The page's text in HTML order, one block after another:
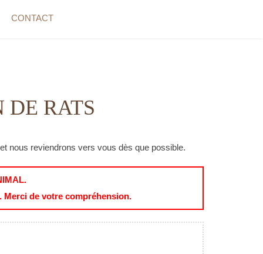
CONTACT
DE RATS
nous reviendrons vers vous dès que possible.
de votre compréhension.